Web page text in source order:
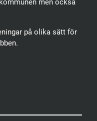
men också
på olika sätt för